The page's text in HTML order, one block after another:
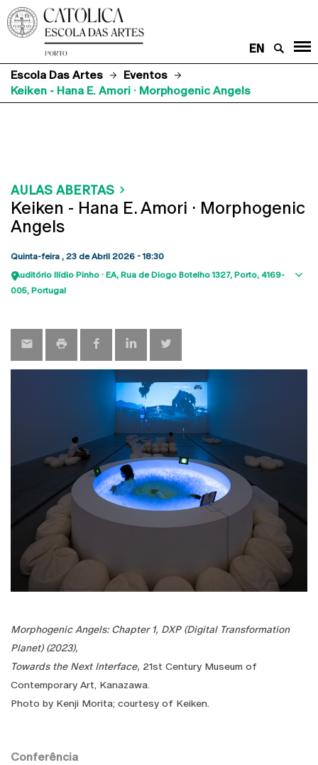
EN
Escola Das Artes
Eventos
Keiken - Hana E. Amori · Morphogenic Angels
AULAS ABERTAS
Keiken - Hana E. Amori · Morphogenic
Angels
Quinta-feira , 23 de Abril 2026 - 18:30
Auditório Ilídio Pinho · EA Rua de Diogo Botelho 1327 Porto 4169-
005 Portugal
Morphogenic Angels: Chapter 1, DXP (Digital Transformation
Planet) (2023),
Towards the Next Interface, 21st Century Museum of
Contemporary Art, Kanazawa.
Photo by Kenji Morita; courtesy of Keiken.
Conferência